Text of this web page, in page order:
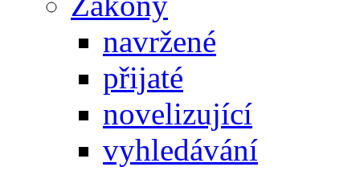
navržené
přijaté
novelizující
vyhledávání